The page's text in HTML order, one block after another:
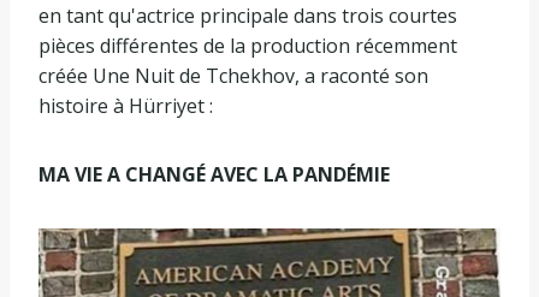
en tant qu'actrice principale dans trois courtes
pièces différentes de la production récemment
créée Une Nuit de Tchekhov, a raconté son
histoire à Hürriyet :
MA VIE A CHANGÉ AVEC LA PANDÉMIE